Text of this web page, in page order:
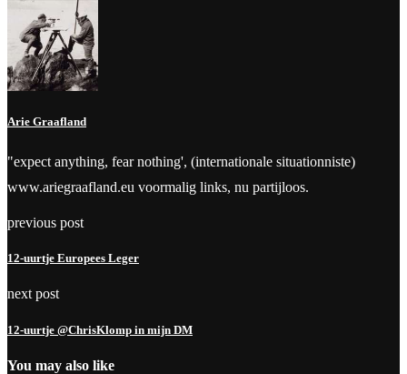
Arie Graafland
"expect anything, fear nothing', (internationale situationniste)
www.ariegraafland.eu voormalig links, nu partijloos.
previous post
12-uurtje Europees Leger
next post
12-uurtje @ChrisKlomp in mijn DM
You may also like